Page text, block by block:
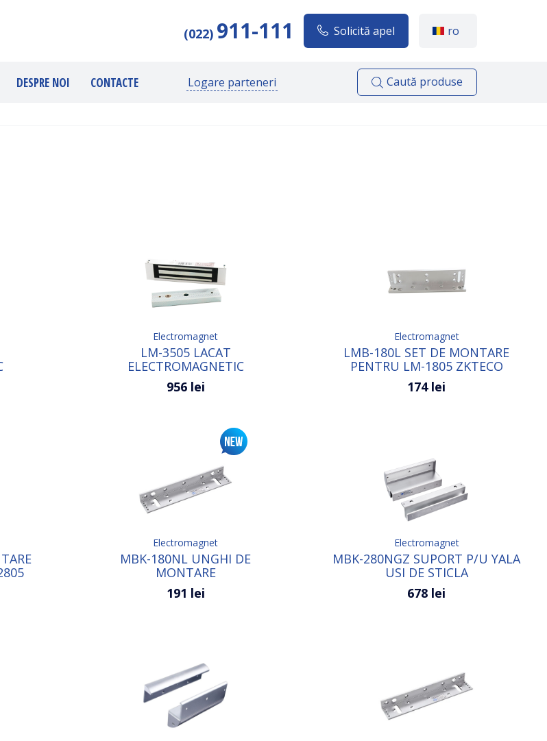
(022) 911-111 Solicită apel ro
DESPRE NOI CONTACTE Logare parteneri Caută produse
Electromagnet
LM-3505 LACAT
ELECTROMAGNETIC
956 lei
Electromagnet
LMB-180L SET DE MONTARE
PENTRU LM-1805 ZKTECO
174 lei
Electromagnet
MBK-180NL UNGHI DE
MONTARE
191 lei
Electromagnet
MBK-280NGZ SUPORT P/U YALA
USI DE STICLA
678 lei